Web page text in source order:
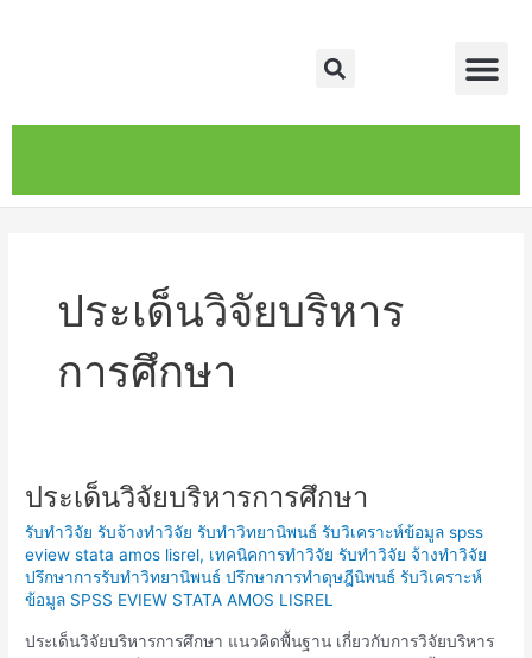
Search
ประเด็นวิจัยบริหาร
การศึกษา
ประเด็นวิจัยบริหารการศึกษา
รับทำวิจัย รับจ้างทำวิจัย รับทำวิทยานิพนธ์ รับวิเคราะห์ข้อมูล spss
eview stata amos lisrel, เทคนิคการทำวิจัย รับทำวิจัย จ้างทำวิจัย
ปรึกษาการรับทำวิทยานิพนธ์ ปรึกษาการทำดุษฎีนิพนธ์ รับวิเคราะห์
ข้อมูล SPSS EVIEW STATA AMOS LISREL
ประเด็นวิจัยบริหารการศึกษา แนวคิดพื้นฐาน เกี่ยวกับการวิจัยบริหาร
ประเด็น
บริหาร
การ
ศึกษา